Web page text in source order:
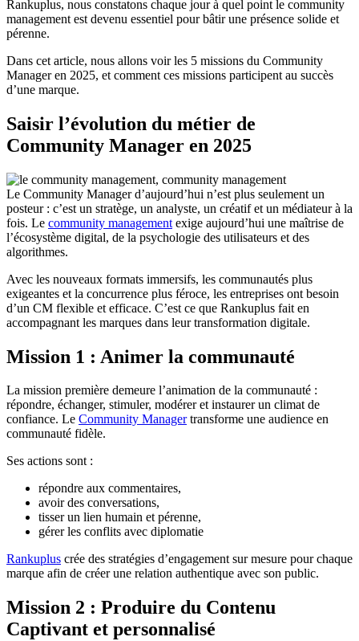
Rankuplus, nous constatons chaque jour à quel point le community
management est devenu essentiel pour bâtir une présence solide et
pérenne.
Dans cet article, nous allons voir les 5 missions du Community
Manager en 2025, et comment ces missions participent au succès
d’une marque.
Saisir l’évolution du métier de
Community Manager en 2025
Le Community Manager d’aujourd’hui n’est plus seulement un
posteur : c’est un stratège, un analyste, un créatif et un médiateur à la
fois. Le community management exige aujourd’hui une maîtrise de
l’écosystème digital, de la psychologie des utilisateurs et des
algorithmes.
Avec les nouveaux formats immersifs, les communautés plus
exigeantes et la concurrence plus féroce, les entreprises ont besoin
d’un CM flexible et efficace. C’est ce que Rankuplus fait en
accompagnant les marques dans leur transformation digitale.
Mission 1 : Animer la communauté
La mission première demeure l’animation de la communauté :
répondre, échanger, stimuler, modérer et instaurer un climat de
confiance. Le Community Managertransforme une audience en
communauté fidèle.
Ses actions sont :
répondre aux commentaires,
avoir des conversations,
tisser un lien humain et pérenne,
gérer les conflits avec diplomatie
Rankuplus crée des stratégies d’engagement sur mesure pour chaque
marque afin de créer une relation authentique avec son public.
Mission 2 : Produire du Contenu
Captivant et personnalisé